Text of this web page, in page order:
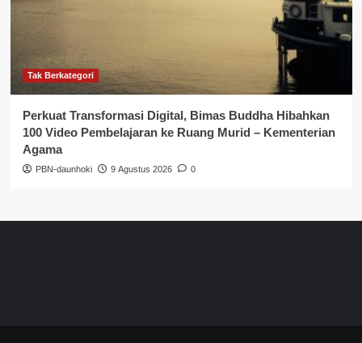
Tak Berkategori
Perkuat Transformasi Digital, Bimas Buddha Hibahkan
100 Video Pembelajaran ke Ruang Murid – Kementerian
Agama
PBN-daunhoki 9 Agustus 2026 0